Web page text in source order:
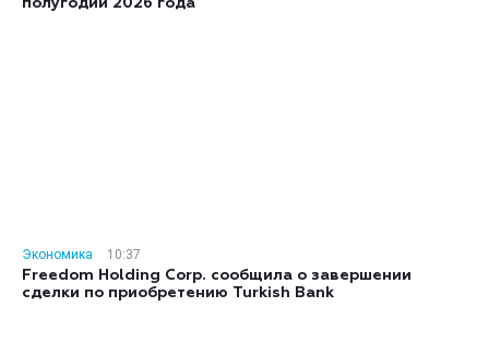
полугодии 2026 года
Экономика
10:37
Freedom Holding Corp. сообщила о завершении
сделки по приобретению Turkish Bank